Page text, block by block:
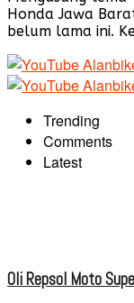
Honda Jawa
belum lama ini.
Trending
Comments
Latest
Oli Repsol Moto